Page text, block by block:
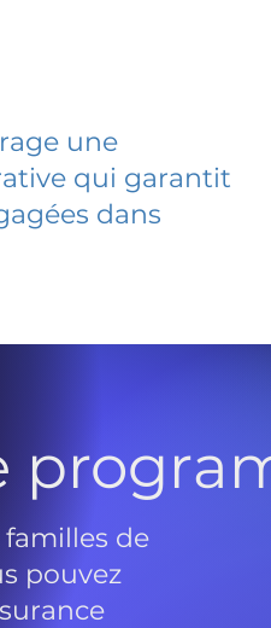
une
qui garantit
dans
de
pouvez